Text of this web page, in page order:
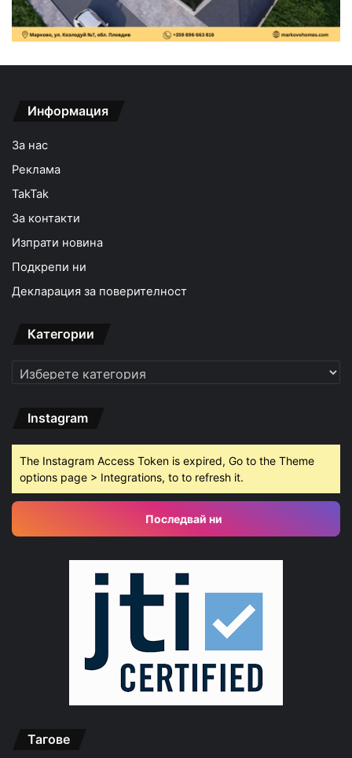
Информация
За нас
Реклама
TakTak
За контакти
Изпрати новина
Подкрепи ни
Декларация за поверителност
Категории
Категории
Instagram
The Instagram Access Token is expired, Go to the Theme
options page > Integrations, to to refresh it.
Последвай ни
Тагове